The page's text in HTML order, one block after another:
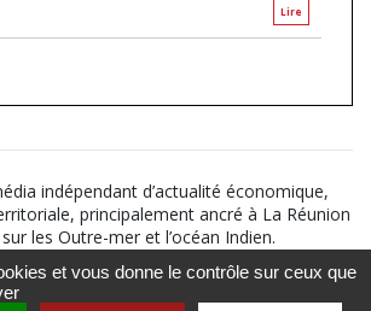
Lire
indépendant d’actualité économique,
principalement ancré à La Réunion
les Outre-mer et l’océan Indien.
sur Notice légale
et vous donne le contrôle sur ceux que